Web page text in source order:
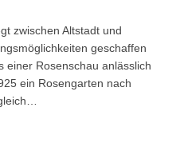
zwischen Altstadt und
geschaffen
einer Rosenschau anlässlich
ein Rosengarten nach